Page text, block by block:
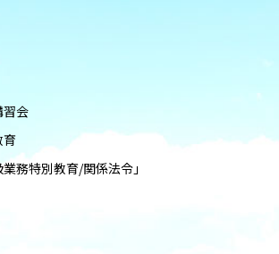
習会
育
務特別教育/関係法令」